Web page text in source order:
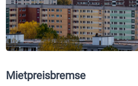
Mietpreisbremse